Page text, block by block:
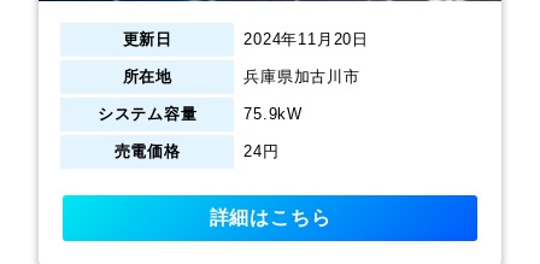
更新日 2024年11月20日
所在地 兵庫県加古川市
システム容量 75.9kW
売電価格 24円
詳細はこちら